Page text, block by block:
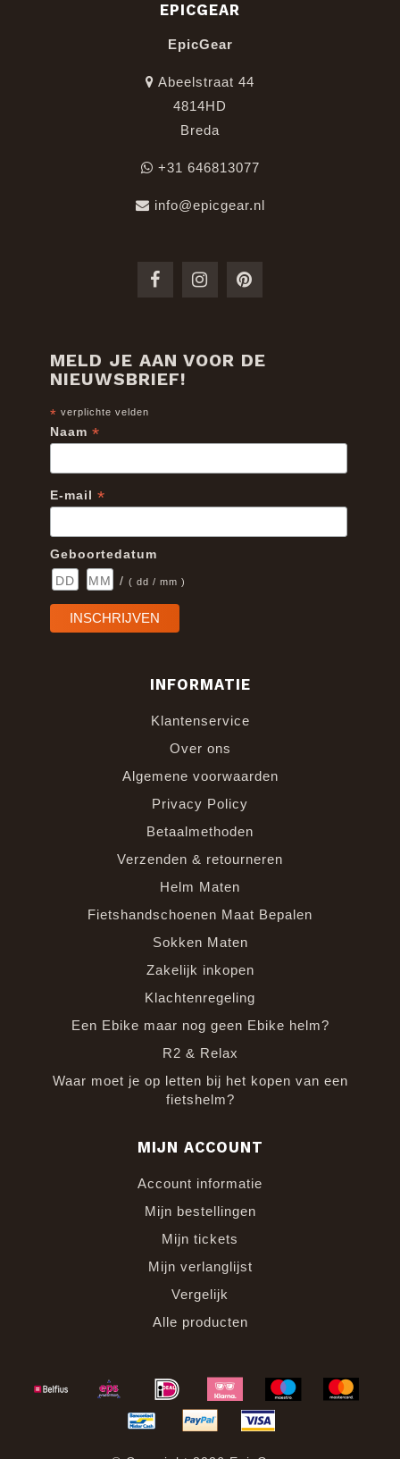
EPICGEAR
EpicGear
Abeelstraat 44
4814HD
Breda
+31 646813077
info@epicgear.nl
MELD JE AAN VOOR DE
NIEUWSBRIEF!
* verplichte velden
Naam *
E-mail *
Geboortedatum
/ ( dd / mm )
INFORMATIE
Klantenservice
Over ons
Algemene voorwaarden
Privacy Policy
Betaalmethoden
Verzenden & retourneren
Helm Maten
Fietshandschoenen Maat Bepalen
Sokken Maten
Zakelijk inkopen
Klachtenregeling
Een Ebike maar nog geen Ebike helm?
R2 & Relax
Waar moet je op letten bij het kopen van een
fietshelm?
MIJN ACCOUNT
Account informatie
Mijn bestellingen
Mijn tickets
Mijn verlanglijst
Vergelijk
Alle producten